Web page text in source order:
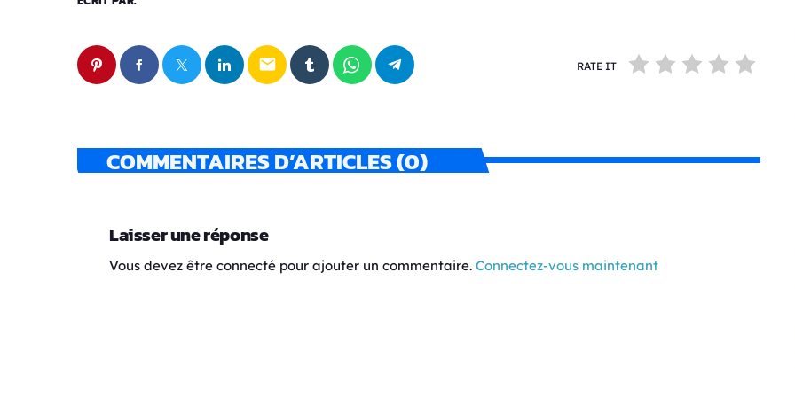
email RATE IT
COMMENTAIRES D’ARTICLES (0)
Laisser une réponse
Vous devez être connecté pour ajouter un commentaire. Connectez-vous maintenant